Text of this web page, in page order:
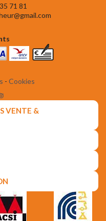
71 81
- Cookies
VENTE &